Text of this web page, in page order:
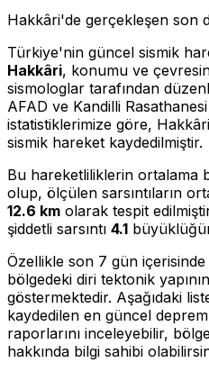
Hakkâri'de gerçekleşen son
Türkiye'nin güncel sismik
Hakkâri, konumu ve
sismologlar tarafından
AFAD ve Kandilli
istatistiklerimize göre,
sismik hareket kaydedilmiştir.
Bu hareketliliklerin ortalama
olup, ölçülen sarsıntıların
12.6 km olarak tespit
şiddetli sarsıntı 4.1
Özellikle son 7 gün
bölgedeki diri tektonik
göstermektedir. Aşağıdaki
kaydedilen en güncel
raporlarını inceleyebilir,
hakkında bilgi sahibi